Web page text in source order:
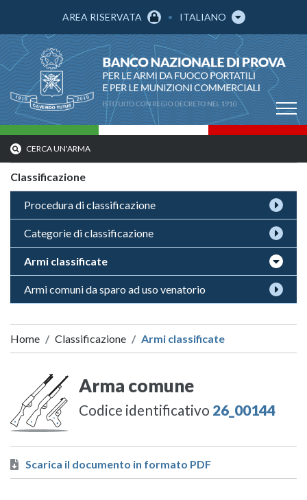
AREA RISERVATA ITALIANO
CERCA UN'ARMA
Classificazione
Procedura di classificazione
Categorie di classificazione
Armi classificate
Armi comuni da sparo ad uso venatorio
Home Classificazione Armi classificate
Arma comune
Codice identificativo 26_00144
Scarica il documento in formato PDF